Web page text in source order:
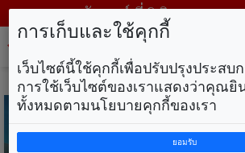
วันเสาร์ ที่ 8 สิงหาคม พ.ศ
การเก็บและใช้คุกกี้
เว็บไซต์นี้ใช้คุกกี้เพื่อปรับปรุงประสบ
การใช้เว็บไซต์ของเราแสดงว่าคุณ
ทั้งหมดตามนโยบายคุกกี้ของเรา
ยอมรับ